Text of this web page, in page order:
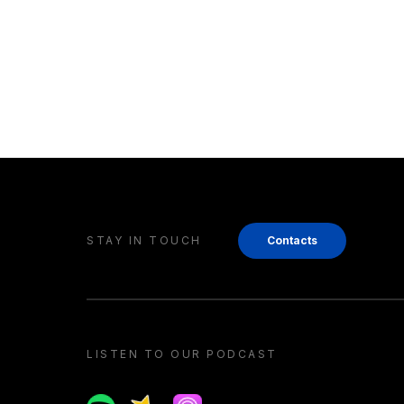
STAY IN TOUCH Contacts
LISTEN TO OUR PODCAST